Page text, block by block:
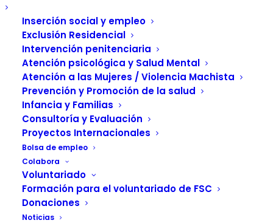
Inserción social y empleo
Exclusión Residencial
Intervención penitenciaria
Atención psicológica y Salud Mental
Atención a las Mujeres / Violencia Machista
Prevención y Promoción de la salud
Infancia y Familias
Consultoría y Evaluación
Proyectos Internacionales
Bolsa de empleo
Colabora
Voluntariado
Formación para el voluntariado de FSC
Donaciones
Noticias
FUNDACIÓN SALUD Y COMUNIDAD
Hace 7 años que el CAS Brians 1 cuenta
con la figura del agente de salud (AS).
Estas personas son usuarias del servicio
que han recibido una formación